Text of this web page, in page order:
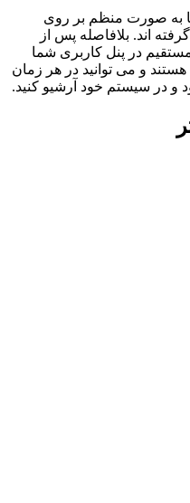
به صورت منظم بر روی
اند. بلافاصله پس از
مستقیم در پنل کاربری شما
هستند و می توانید در هر زمان
و در سیستم خود آرشیو کنید.